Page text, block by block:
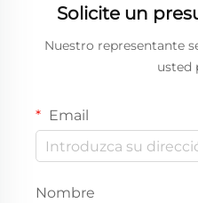
Solicite un
Nuestro representante
usted
Email
Nombre